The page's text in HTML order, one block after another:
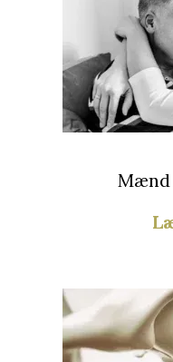
Mænd